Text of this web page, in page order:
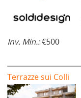
Inv. Min.:€500
Terrazze sui Colli